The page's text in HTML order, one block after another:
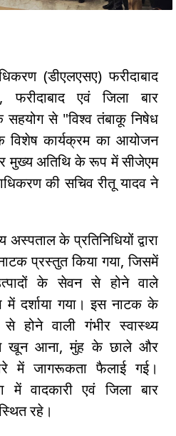
(डीएलएसए) फरीदाबाद
फरीदाबाद एवं जिला बार
सहयोग से "विश्व तंबाकू निषेध
विशेष कार्यक्रम का आयोजन
मुख्य अतिथि के रूप में सीजेएम
की सचिव रीतू यादव ने
अस्पताल के प्रतिनिधियों द्वारा
प्रस्तुत किया गया, जिसमें
के सेवन से होने वाले
में दर्शाया गया। इस नाटक के
होने वाली गंभीर स्वास्थ्य
खून आना, मुंह के छाले और
में जागरूकता फैलाई गई।
में वादकारी एवं जिला बार
रहे।